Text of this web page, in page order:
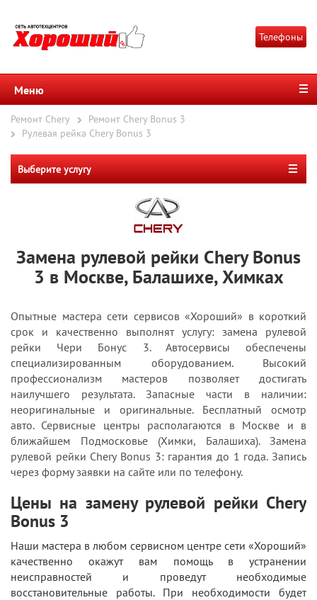
Телефоны
Меню
Ремонт Chery
Ремонт Chery Bonus 3
Рулевая рейка Chery Bonus 3
Выберите услугу
Замена рулевой рейки Chery Bonus
3 в Москве, Балашихе, Химках
Опытные мастера сети сервисов «Хороший» в короткий
срок и качественно выполнят услугу: замена рулевой
рейки Чери Бонус 3. Автосервисы обеспечены
специализированным оборудованием. Высокий
профессионализм мастеров позволяет достигать
наилучшего результата. Запасные части в наличии:
неоригинальные и оригинальные. Бесплатный осмотр
авто. Сервисные центры располагаются в Москве и в
ближайшем Подмосковье (Химки, Балашиха). Замена
рулевой рейки Chery Bonus 3: гарантия до 1 года. Запись
через форму заявки на сайте или по телефону.
Цены на замену рулевой рейки Chery
Bonus 3
Наши мастера в любом сервисном центре сети «Хороший»
качественно окажут вам помощь в устранении
неисправностей и проведут необходимые
восстановительные работы. При необходимости будет